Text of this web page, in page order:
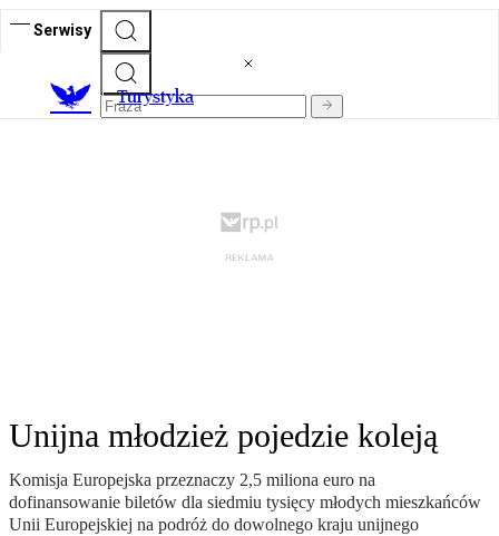
Serwisy
Turystyka
Unijna młodzież pojedzie koleją
Komisja Europejska przeznaczy 2,5 miliona euro na
dofinansowanie biletów dla siedmiu tysięcy młodych mieszkańców
Unii Europejskiej na podróż do dowolnego kraju unijnego